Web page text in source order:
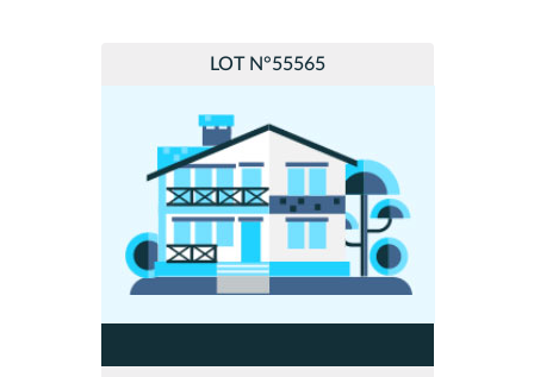
LOT N°55565